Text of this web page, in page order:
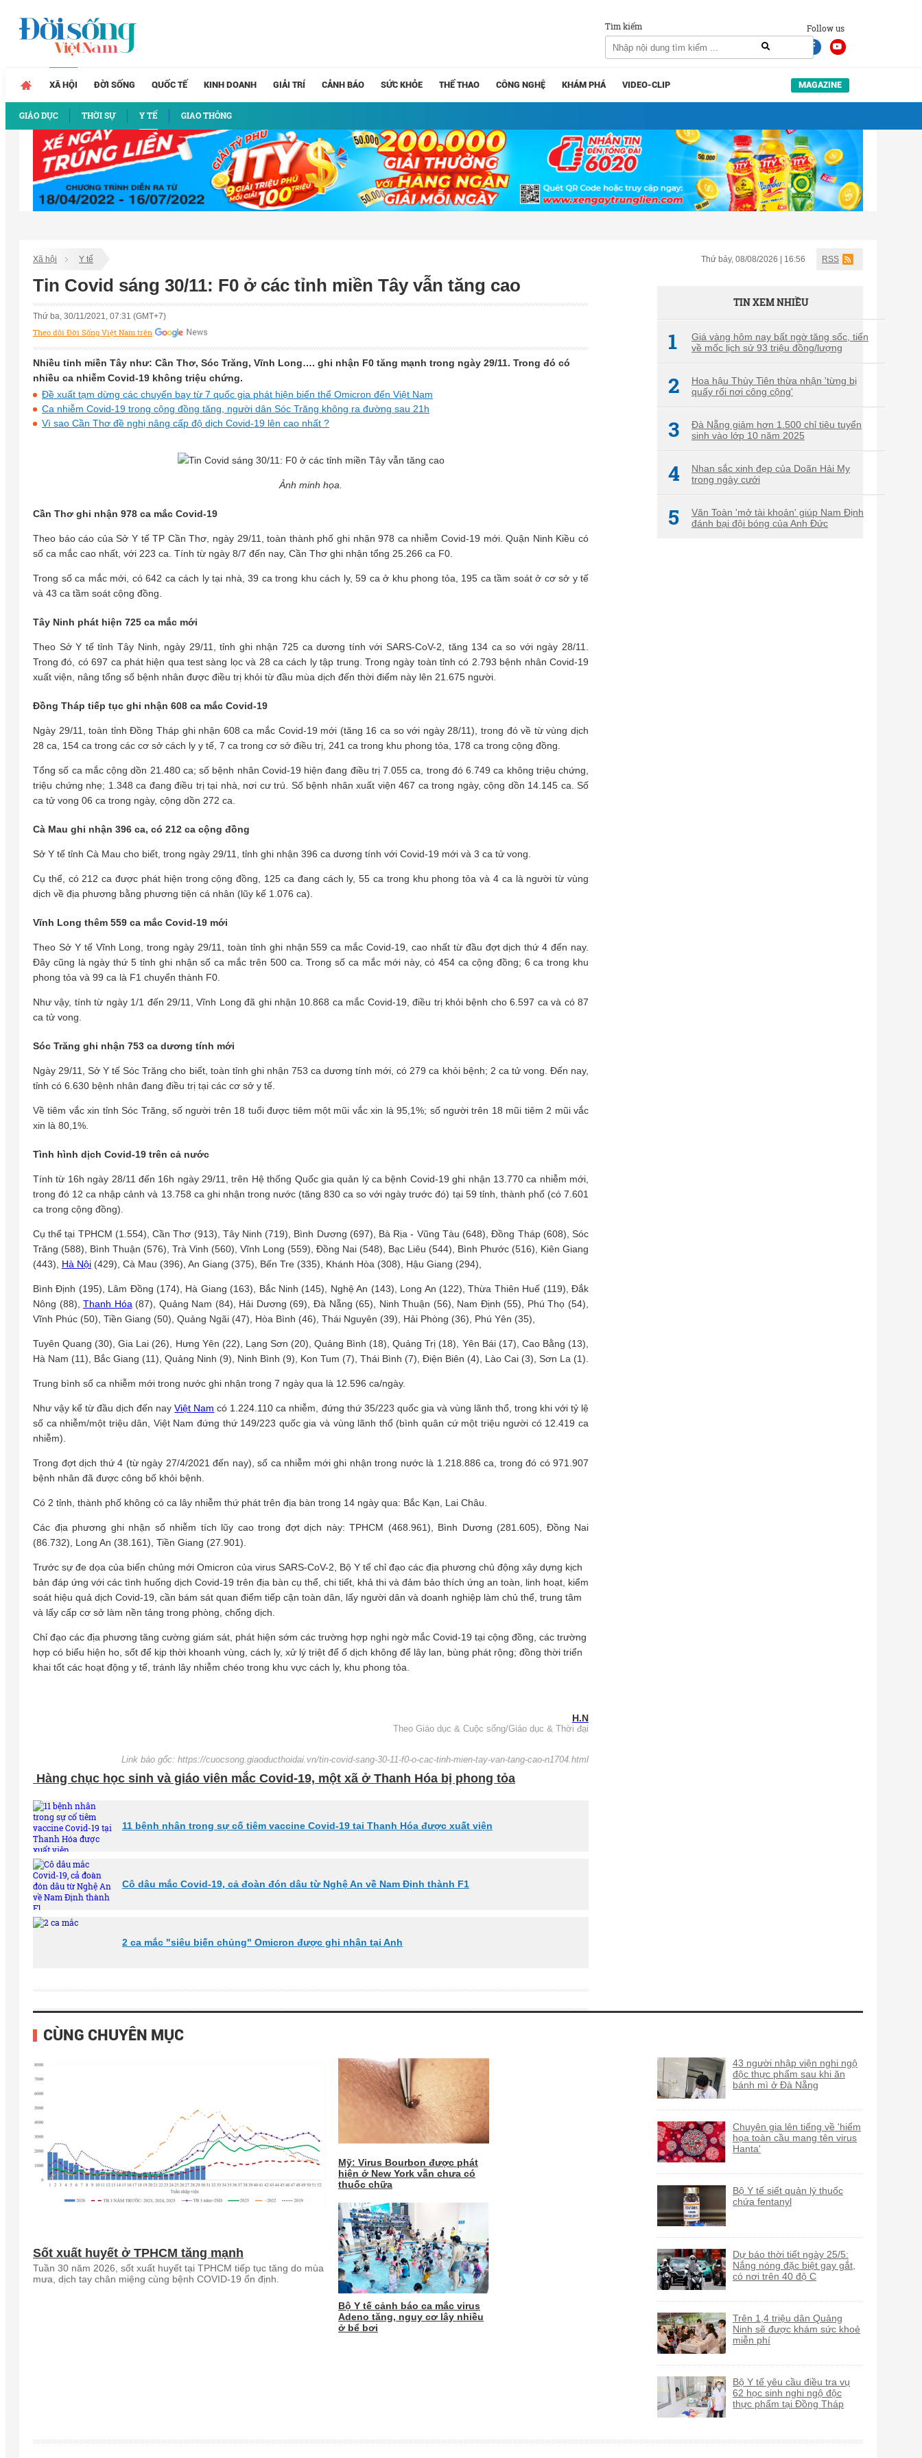
Follow us
Tìm kiếm
XÃ HỘI
GIÁO DỤC THỜI SỰ Y TẾ GIAO THÔNG
ĐỜI SỐNG QUỐC TẾ KINH DOANH GIẢI TRÍ CẢNH BÁO SỨC KHỎE THỂ THAO CÔNG NGHỆ KHÁM PHÁ VIDEO-CLIP MAGAZINE
Xã hội Y tế Thứ bảy, 08/08/2026 | 16:56 RSS
Tin Covid sáng 30/11: F0 ở các tỉnh miền Tây vẫn tăng cao
Thứ ba, 30/11/2021, 07:31 (GMT+7)
Theo dõi Đời Sống Việt Nam trên
Nhiều tỉnh miền Tây như: Cần Thơ, Sóc Trăng, Vĩnh Long…. ghi nhận F0 tăng mạnh trong ngày 29/11. Trong đó có
nhiều ca nhiễm Covid-19 không triệu chứng.
Đề xuất tạm dừng các chuyến bay từ 7 quốc gia phát hiện biến thể Omicron đến Việt Nam
Ca nhiễm Covid-19 trong cộng đồng tăng, người dân Sóc Trăng không ra đường sau 21h
Vì sao Cần Thơ đề nghị nâng cấp độ dịch Covid-19 lên cao nhất ?
Ảnh minh họa.
Cần Thơ ghi nhận 978 ca mắc Covid-19
Theo báo cáo của Sở Y tế TP Cần Thơ, ngày 29/11, toàn thành phố ghi nhận 978 ca nhiễm Covid-19 mới. Quận Ninh Kiều có
số ca mắc cao nhất, với 223 ca. Tính từ ngày 8/7 đến nay, Cần Thơ ghi nhận tổng 25.266 ca F0.
Trong số ca mắc mới, có 642 ca cách ly tại nhà, 39 ca trong khu cách ly, 59 ca ở khu phong tỏa, 195 ca tầm soát ở cơ sở y tế
và 43 ca tầm soát cộng đồng.
Tây Ninh phát hiện 725 ca mắc mới
Theo Sở Y tế tỉnh Tây Ninh, ngày 29/11, tỉnh ghi nhận 725 ca dương tính với SARS-CoV-2, tăng 134 ca so với ngày 28/11.
Trong đó, có 697 ca phát hiện qua test sàng lọc và 28 ca cách ly tập trung. Trong ngày toàn tỉnh có 2.793 bệnh nhân Covid-19
xuất viện, nâng tổng số bệnh nhân được điều trị khỏi từ đầu mùa dịch đến thời điểm này lên 21.675 người.
Đồng Tháp tiếp tục ghi nhận 608 ca mắc Covid-19
Ngày 29/11, toàn tỉnh Đồng Tháp ghi nhận 608 ca mắc Covid-19 mới (tăng 16 ca so với ngày 28/11), trong đó về từ vùng dịch
28 ca, 154 ca trong các cơ sở cách ly y tế, 7 ca trong cơ sở điều trị, 241 ca trong khu phong tỏa, 178 ca trong cộng đồng.
Tổng số ca mắc cộng dồn 21.480 ca; số bệnh nhân Covid-19 hiện đang điều trị 7.055 ca, trong đó 6.749 ca không triệu chứng,
triệu chứng nhẹ; 1.348 ca đang điều trị tại nhà, nơi cư trú. Số bệnh nhân xuất viện 467 ca trong ngày, cộng dồn 14.145 ca. Số
ca tử vong 06 ca trong ngày, cộng dồn 272 ca.
Cà Mau ghi nhận 396 ca, có 212 ca cộng đồng
Sở Y tế tỉnh Cà Mau cho biết, trong ngày 29/11, tỉnh ghi nhận 396 ca dương tính với Covid-19 mới và 3 ca tử vong.
Cụ thể, có 212 ca được phát hiện trong cộng đồng, 125 ca đang cách ly, 55 ca trong khu phong tỏa và 4 ca là người từ vùng
dịch về địa phương bằng phương tiện cá nhân (lũy kế 1.076 ca).
Vĩnh Long thêm 559 ca mắc Covid-19 mới
Theo Sở Y tế Vĩnh Long, trong ngày 29/11, toàn tỉnh ghi nhận 559 ca mắc Covid-19, cao nhất từ đầu đợt dịch thứ 4 đến nay.
Đây cũng là ngày thứ 5 tỉnh ghi nhận số ca mắc trên 500 ca. Trong số ca mắc mới này, có 454 ca cộng đồng; 6 ca trong khu
phong tỏa và 99 ca là F1 chuyển thành F0.
Như vậy, tính từ ngày 1/1 đến 29/11, Vĩnh Long đã ghi nhận 10.868 ca mắc Covid-19, điều trị khỏi bệnh cho 6.597 ca và có 87
ca tử vong.
Sóc Trăng ghi nhận 753 ca dương tính mới
Ngày 29/11, Sở Y tế Sóc Trăng cho biết, toàn tỉnh ghi nhận 753 ca dương tính mới, có 279 ca khỏi bệnh; 2 ca tử vong. Đến nay,
tỉnh có 6.630 bệnh nhân đang điều trị tại các cơ sở y tế.
Về tiêm vắc xin tỉnh Sóc Trăng, số người trên 18 tuổi được tiêm một mũi vắc xin là 95,1%; số người trên 18 mũi tiêm 2 mũi vắc
xin là 80,1%.
Tình hình dịch Covid-19 trên cả nước
Tính từ 16h ngày 28/11 đến 16h ngày 29/11, trên Hệ thống Quốc gia quản lý ca bệnh Covid-19 ghi nhận 13.770 ca nhiễm mới,
trong đó 12 ca nhập cảnh và 13.758 ca ghi nhận trong nước (tăng 830 ca so với ngày trước đó) tại 59 tỉnh, thành phố (có 7.601
ca trong cộng đồng).
Cụ thể tại TPHCM (1.554), Cần Thơ (913), Tây Ninh (719), Bình Dương (697), Bà Rịa - Vũng Tàu (648), Đồng Tháp (608), Sóc
Trăng (588), Bình Thuận (576), Trà Vinh (560), Vĩnh Long (559), Đồng Nai (548), Bạc Liêu (544), Bình Phước (516), Kiên Giang
(443), Hà Nội (429), Cà Mau (396), An Giang (375), Bến Tre (335), Khánh Hòa (308), Hậu Giang (294),
Bình Định (195), Lâm Đồng (174), Hà Giang (163), Bắc Ninh (145), Nghệ An (143), Long An (122), Thừa Thiên Huế (119), Đắk
Nông (88),Thanh Hóa (87), Quảng Nam (84), Hải Dương (69), Đà Nẵng (65), Ninh Thuận (56), Nam Định (55), Phú Thọ (54),
Vĩnh Phúc (50), Tiền Giang (50), Quảng Ngãi (47), Hòa Bình (46), Thái Nguyên (39), Hải Phòng (36), Phú Yên (35),
Tuyên Quang (30), Gia Lai (26), Hưng Yên (22), Lạng Sơn (20), Quảng Bình (18), Quảng Trị (18), Yên Bái (17), Cao Bằng (13),
Hà Nam (11), Bắc Giang (11), Quảng Ninh (9), Ninh Bình (9), Kon Tum (7), Thái Bình (7), Điện Biên (4), Lào Cai (3), Sơn La (1).
Trung bình số ca nhiễm mới trong nước ghi nhận trong 7 ngày qua là 12.596 ca/ngày.
Như vậy kể từ đầu dịch đến nayViệt Nam có 1.224.110 ca nhiễm, đứng thứ 35/223 quốc gia và vùng lãnh thổ, trong khi với tỷ lệ
số ca nhiễm/một triệu dân, Việt Nam đứng thứ 149/223 quốc gia và vùng lãnh thổ (bình quân cứ một triệu người có 12.419 ca
nhiễm).
Trong đợt dịch thứ 4 (từ ngày 27/4/2021 đến nay), số ca nhiễm mới ghi nhận trong nước là 1.218.886 ca, trong đó có 971.907
bệnh nhân đã được công bố khỏi bệnh.
Có 2 tỉnh, thành phố không có ca lây nhiễm thứ phát trên địa bàn trong 14 ngày qua: Bắc Kạn, Lai Châu.
Các địa phương ghi nhận số nhiễm tích lũy cao trong đợt dịch này: TPHCM (468.961), Bình Dương (281.605), Đồng Nai
(86.732), Long An (38.161), Tiền Giang (27.901).
Trước sự đe dọa của biến chủng mới Omicron của virus SARS-CoV-2, Bộ Y tế chỉ đạo các địa phương chủ động xây dựng kịch
bản đáp ứng với các tình huống dịch Covid-19 trên địa bàn cụ thể, chi tiết, khả thi và đảm bảo thích ứng an toàn, linh hoạt, kiểm
soát hiệu quả dịch Covid-19, cần bám sát quan điểm tiếp cận toàn dân, lấy người dân và doanh nghiệp làm chủ thể, trung tâm
và lấy cấp cơ sở làm nền tảng trong phòng, chống dịch.
Chỉ đạo các địa phương tăng cường giám sát, phát hiện sớm các trường hợp nghi ngờ mắc Covid-19 tại cộng đồng, các trường
hợp có biểu hiện ho, sốt để kịp thời khoanh vùng, cách ly, xử lý triệt để ổ dịch không để lây lan, bùng phát rộng; đồng thời triển
khai tốt các hoạt động y tế, tránh lây nhiễm chéo trong khu vực cách ly, khu phong tỏa.
H.N
Theo Giáo dục & Cuộc sống/Giáo dục & Thời đại
Link báo gốc: https://cuocsong.giaoducthoidai.vn/tin-covid-sang-30-11-f0-o-cac-tinh-mien-tay-van-tang-cao-n1704.html
Hàng chục học sinh và giáo viên mắc Covid-19, một xã ở Thanh Hóa bị phong tỏa
11 bệnh nhân trong sự cố tiêm vaccine Covid-19 tại Thanh Hóa được xuất viện
Cô dâu mắc Covid-19, cả đoàn đón dâu từ Nghệ An về Nam Định thành F1
2 ca mắc "siêu biến chủng" Omicron được ghi nhận tại Anh
TIN XEM NHIỀU
1
Giá vàng hôm nay bất ngờ tăng sốc, tiến
về mốc lịch sử 93 triệu đồng/lượng
2
Hoa hậu Thùy Tiên thừa nhận 'từng bị
quấy rối nơi công cộng'
3
Đà Nẵng giảm hơn 1.500 chỉ tiêu tuyển
sinh vào lớp 10 năm 2025
4
Nhan sắc xinh đẹp của Doãn Hải My
trong ngày cưới
5
Văn Toàn 'mở tài khoản' giúp Nam Định
đánh bại đội bóng của Anh Đức
CÙNG CHUYÊN MỤC
Sốt xuất huyết ở TPHCM tăng mạnh
Tuần 30 năm 2026, sốt xuất huyết tại TPHCM tiếp tục tăng do mùa
mưa, dịch tay chân miệng cùng bệnh COVID-19 ổn định.
Mỹ: Virus Bourbon được phát
hiện ở New York vẫn chưa có
thuốc chữa
Bộ Y tế cảnh báo ca mắc virus
Adeno tăng, nguy cơ lây nhiều
ở bể bơi
43 người nhập viện nghi ngộ
độc thực phẩm sau khi ăn
bánh mì ở Đà Nẵng
Chuyên gia lên tiếng về 'hiểm
họa toàn cầu mang tên virus
Hanta'
Bộ Y tế siết quản lý thuốc
chứa fentanyl
Dự báo thời tiết ngày 25/5:
Nắng nóng đặc biệt gay gắt,
có nơi trên 40 độ C
Trên 1,4 triệu dân Quảng
Ninh sẽ được khám sức khoẻ
miễn phí
Bộ Y tế yêu cầu điều tra vụ
62 học sinh nghi ngộ độc
thực phẩm tại Đồng Tháp